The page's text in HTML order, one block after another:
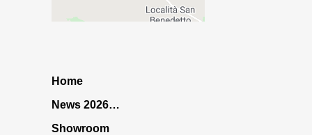
Home
News 2026…
Showroom